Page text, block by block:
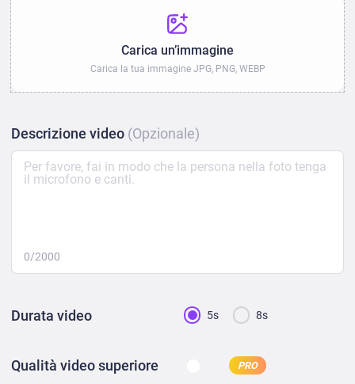
Carica un’immagine
Carica la tua immagine JPG, PNG, WEBP
Descrizione video (Opzionale)
0/2000
Durata video 5s 8s
Qualità video superiore PRO